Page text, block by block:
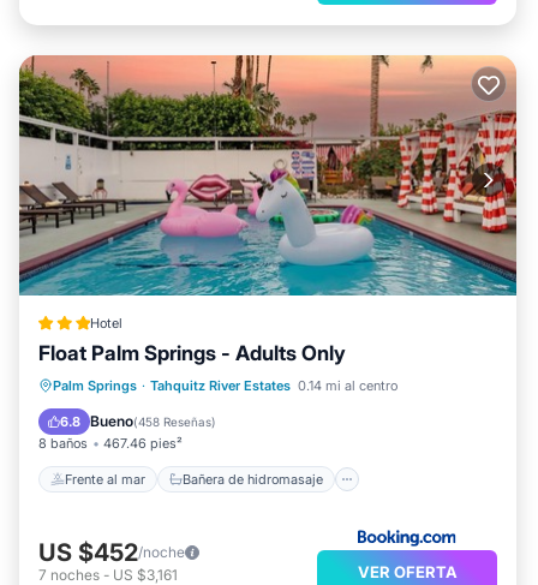
Hotel
Float Palm Springs - Adults Only
Palm Springs · Tahquitz River Estates 0.14 mi al centro
6.8 Bueno(458 Reseñas)
8 baños 467.46 pies²
Frente al mar Bañera de hidromasaje
Frente al mar
Bañera de hidromasaje
Aparcamiento
US $452/noche
7 noches - US $3,161 VER OFERTA